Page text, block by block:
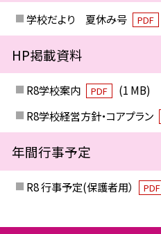
学校だより 夏休み号 PDF
HP掲載資料
R8学校案内 PDF
(1 MB)
R8学校経営方針・コアプラン
年間行事予定
R8 行事予定(保護者用） PDF